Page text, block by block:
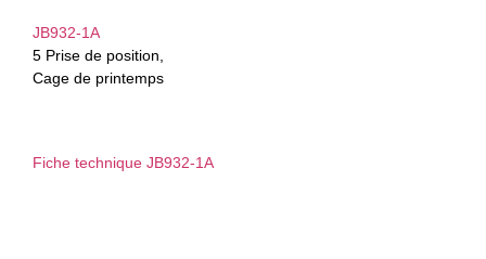
JB932-1A
5 Prise de position,
Cage de printemps
Fiche technique JB932-1A